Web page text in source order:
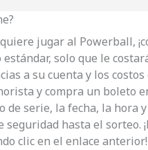
jugar al Powerball,
solo que le
a su cuenta y los
y compra un boleto
de serie, la fecha, la
seguridad hasta el
clic en el enlace anterior!